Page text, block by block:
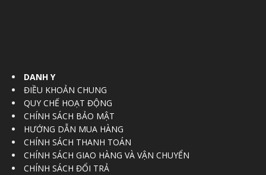
DANH Y
ĐIỀU KHOẢN CHUNG
QUY CHẾ HOẠT ĐỘNG
CHÍNH SÁCH BẢO MẬT
HƯỚNG DẪN MUA HÀNG
CHÍNH SÁCH THANH TOÁN
CHÍNH SÁCH GIAO HÀNG VÀ VẬN CHUYỂN
CHÍNH SÁCH ĐỔI TRẢ